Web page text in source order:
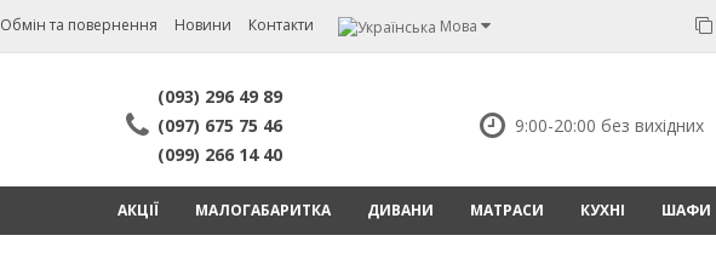
Обмін та повернення Новини Контакти Мова
(093) 296 49 89
(097) 675 75 46
(099) 266 14 40
9:00-20:00 без вихідних
АКЦІЇ МАЛОГАБАРИТКА ДИВАНИ МАТРАСИ КУХНІ ШАФИ